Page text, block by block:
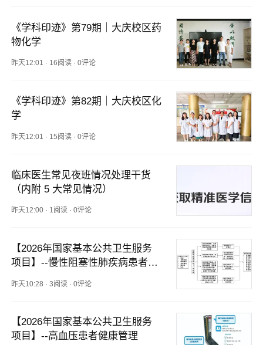
《学科印迹》第79期｜大庆校区药
物化学
昨天12:01 · 16阅读 ·0评论
《学科印迹》第82期｜大庆校区化
学
昨天12:01 · 15阅读 ·0评论
临床医生常见夜班情况处理干货
（内附 5 大常见情况）
昨天12:00 · 1阅读 ·0评论
【2026年国家基本公共卫生服务
项目】--慢性阻塞性肺疾病患者健
昨天10:28 ·3阅读 ·0评论
【2026年国家基本公共卫生服务
项目】--高血压患者健康管理